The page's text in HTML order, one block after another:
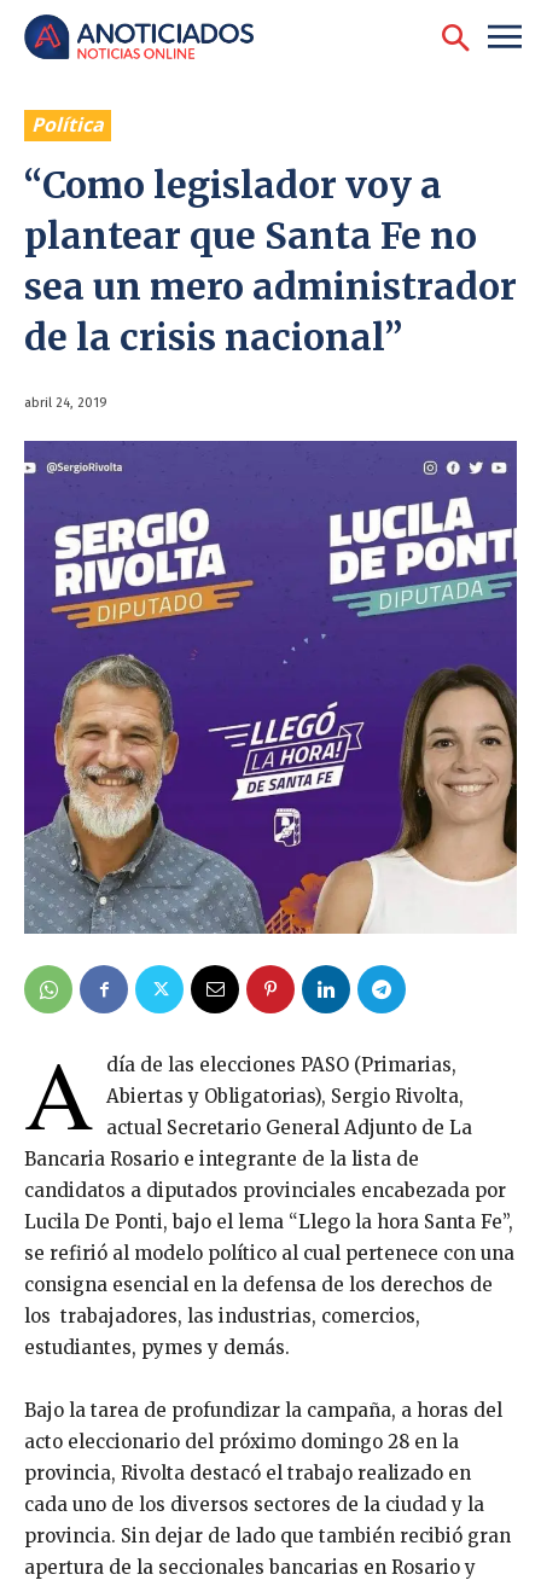
Política
“Como legislador voy a
plantear que Santa Fe no
sea un mero administrador
de la crisis nacional”
abril 24, 2019
A
día de las elecciones PASO (Primarias,
Abiertas y Obligatorias), Sergio Rivolta,
actual Secretario General Adjunto de La
Bancaria Rosario e integrante de la lista de
candidatos a diputados provinciales encabezada por
Lucila De Ponti, bajo el lema “Llego la hora Santa Fe”,
se refirió al modelo político al cual pertenece con una
consigna esencial en la defensa de los derechos de
los trabajadores, las industrias, comercios,
estudiantes, pymes y demás.
Bajo la tarea de profundizar la campaña, a horas del
acto eleccionario del próximo domingo 28 en la
provincia, Rivolta destacó el trabajo realizado en
cada uno de los diversos sectores de la ciudad y la
provincia. Sin dejar de lado que también recibió gran
apertura de la seccionales bancarias en Rosario y